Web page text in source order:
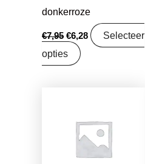
donkerroze
€7,95 €6,28
Selecteer
opties
€16,99.€13,42.